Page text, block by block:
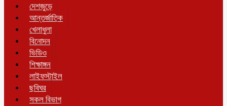
দেশজুড়ে
আন্তর্জাতিক
খেলাধুলা
বিনোদন
ভিডিও
শিক্ষাঙ্গন
লাইফস্টাইল
ছবিঘর
সকল বিভাগ